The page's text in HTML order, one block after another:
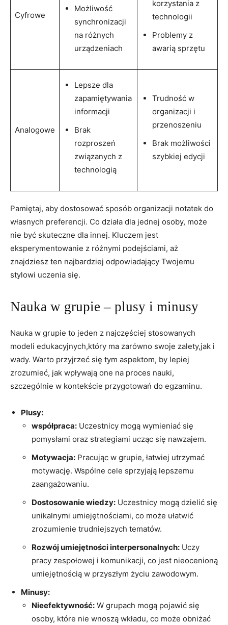
Cyfrowe
Możliwość
synchronizacji
na różnych
urządzeniach
korzystania z
technologii
Problemy z
awarią sprzętu
Analogowe
Lepsze dla
zapamiętywania
informacji
Brak
rozproszeń
związanych z
technologią
Trudność w
organizacji i
przenoszeniu
Brak możliwości
szybkiej edycji
Pamiętaj, aby dostosować sposób organizacji notatek do
własnych preferencji. Co działa dla jednej osoby, może
nie być skuteczne dla innej. Kluczem jest
eksperymentowanie z różnymi podejściami, aż
znajdziesz ten najbardziej odpowiadający Twojemu
stylowi uczenia się.
Nauka w grupie – plusy i minusy
Nauka w grupie to jeden z najczęściej stosowanych
modeli edukacyjnych,który ma zarówno swoje zalety,jak i
wady. Warto przyjrzeć się tym aspektom, by lepiej
zrozumieć, jak wpływają one na proces nauki,
szczególnie w kontekście przygotowań do egzaminu.
Plusy:
współpraca: Uczestnicy mogą wymieniać się
pomysłami oraz strategiami ucząc się nawzajem.
Motywacja: Pracując w grupie, łatwiej utrzymać
motywację. Wspólne cele sprzyjają lepszemu
zaangażowaniu.
Dostosowanie wiedzy: Uczestnicy mogą dzielić się
unikalnymi umiejętnościami, co może ułatwić
zrozumienie trudniejszych tematów.
Rozwój umiejętności interpersonalnych: Uczy
pracy zespołowej i komunikacji, co jest nieocenioną
umiejętnością w przyszłym życiu zawodowym.
Minusy:
Nieefektywność: W grupach mogą pojawić się
osoby, które nie wnoszą wkładu, co może obniżać